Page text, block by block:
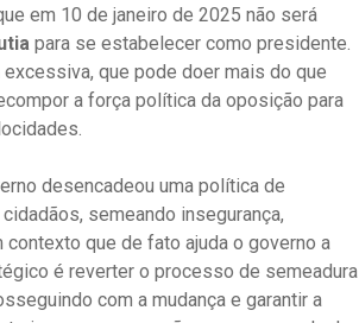
em 10 de janeiro de 2025 não será
para se estabelecer como presidente.
que pode doer mais do que
a força política da oposição para
desencadeou uma política de
semeando insegurança,
contexto que de fato ajuda o governo a
é reverter o processo de semeadura
com a mudança e garantir a